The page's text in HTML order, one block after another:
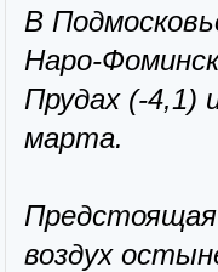
В
Наро-
Прудах (-4,1)
марта.
Предстоящая
воздух